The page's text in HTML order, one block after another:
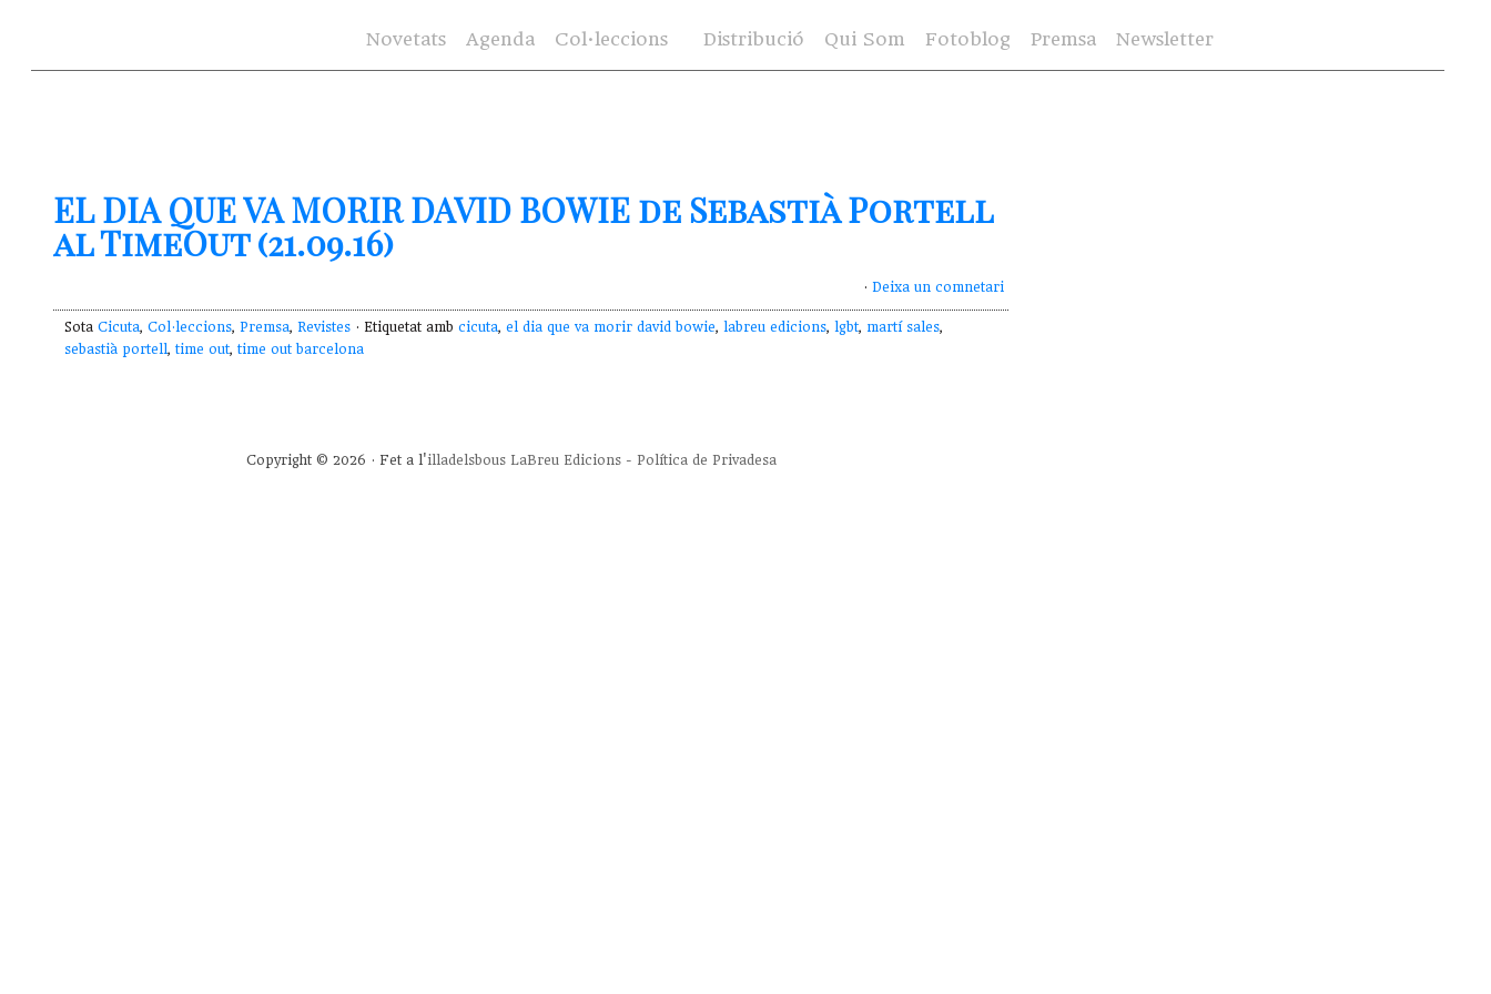
Novetats Agenda Col·leccions Distribució Qui Som Fotoblog Premsa Newsletter
EL DIA QUE VA MORIR DAVID BOWIE de Sebastià Portell
al TimeOut (21.09.16)
· Deixa un comnetari
Sota Cicuta, Col·leccions, Premsa, Revistes · Etiquetat amb cicuta, el dia que va morir david bowie, labreu edicions, lgbt, martí sales,
sebastià portell, time out, time out barcelona
Copyright © 2026 · Fet a l'illadelsbous LaBreu Edicions - Política de Privadesa